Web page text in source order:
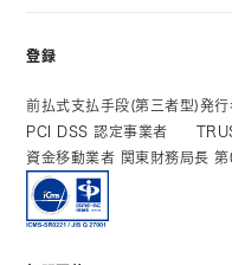
登録
前払式支払手段(第三者型)発
PCI DSS 認定事業者
資金移動業者 関東財務局長